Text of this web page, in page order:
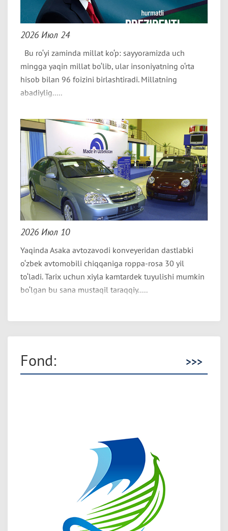
2026 Июл 24
Bu ro‘yi zaminda millat ko‘p: sayyoramizda uch
mingga yaqin millat bo‘lib, ular insoniyatning o‘rta
hisob bilan 96 foizini birlashtiradi. Millatning
abadiylig.....
2026 Июл 10
Yaqinda Asaka avtozavodi konveyeridan dastlabki
o‘zbek avtomobili chiqqaniga roppa-rosa 30 yil
to‘ladi. Tarix uchun xiyla kamtardek tuyulishi mumkin
bo‘lgan bu sana mustaqil taraqqiy.....
Fond: >>>